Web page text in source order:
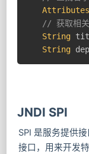
Attributes
// 获取相
String
String
JNDI SPI
SPI 是服务提供
接口，用来开发